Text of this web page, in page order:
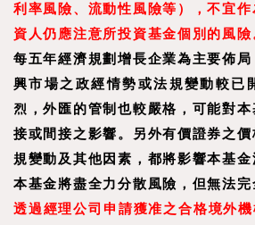
利率風險、流動性風險等），不宜
資人仍應注意所投資基金個別的風險
每五年經濟規劃增長企業為主要佈
興市場之政經情勢或法規變動較已
烈，外匯的管制也較嚴格，可能對
接或間接之影響。另外有價證券之
規變動及其他因素，都將影響本基金
本基金將盡全力分散風險，但無法完
透過經理公司申請獲准之合格境外